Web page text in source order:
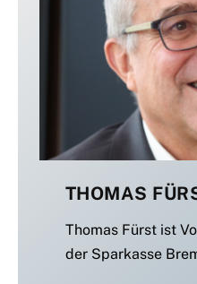
THOMAS
Thomas Fürst ist
der Sparkasse